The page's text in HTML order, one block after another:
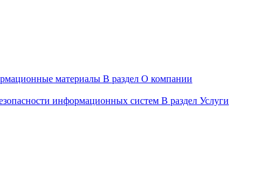
материалы В раздел О компании
информационных систем В раздел Услуги